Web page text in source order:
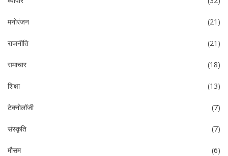
मनोरंजन (21)
राजनीति (21)
समाचार (18)
शिक्षा (13)
टेक्नोलॉजी (7)
संस्कृति (7)
मौसम (6)